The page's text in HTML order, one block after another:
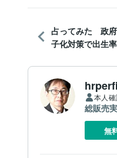
占ってみた 政
子化対策で出生
本人
総販売
無